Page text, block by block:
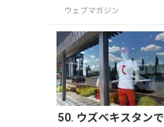
も迷わない
ウェブマガジン
50. ウズベキスタンで